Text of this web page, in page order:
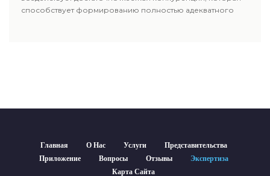
способствует формированию полностью адекватного
Главная О Нас Услуги
Представительства
Приложение
Вопросы Отзывы
Экспертиза
Карта Сайта